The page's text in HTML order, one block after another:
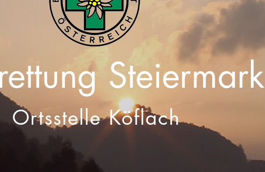
Steiermark
Ortsstelle Köflach